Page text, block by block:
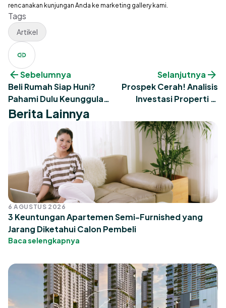
rencanakan kunjungan Anda ke marketing gallerykami.
Tags
Artikel
Sebelumnya
Beli Rumah Siap Huni?
Pahami Dulu Keunggulan
& Tips Pilihnya
Selanjutnya
Prospek Cerah! Analisis
Investasi Properti di
Pengaruhnya
Berita Lainnya
6 AGUSTUS 2026
3 Keuntungan Apartemen Semi-Furnished yang
Jarang Diketahui Calon Pembeli
Baca selengkapnya